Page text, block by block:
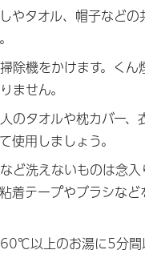
やタオル、帽子などの
除機をかけます。くん
ません。
のタオルや枕カバー、
使用しましょう。
ど洗えないものは念入
着テープやブラシなど
以上のお湯に5分間